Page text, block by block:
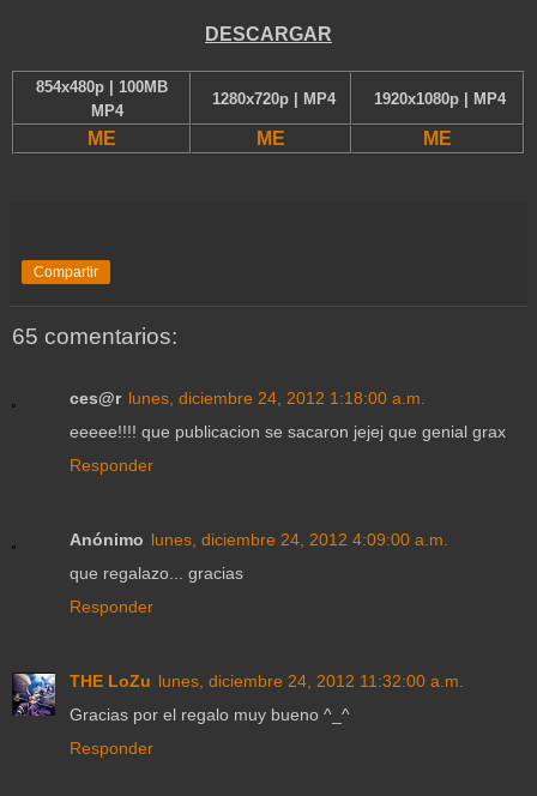
D ESCARGAR
854x480p | 100MB
MP4
1280x720p | MP4 1920x1080p | MP4
ME ME ME
Compartir
65 comentarios:
ces@r lunes, diciembre 24, 2012 1:18:00 a.m.
eeeee!!!! que publicacion se sacaron jejej que genial grax
Responder
Anónimo lunes, diciembre 24, 2012 4:09:00 a.m.
que regalazo... gracias
Responder
THE LoZu lunes, diciembre 24, 2012 11:32:00 a.m.
Gracias por el regalo muy bueno ^_^
Responder